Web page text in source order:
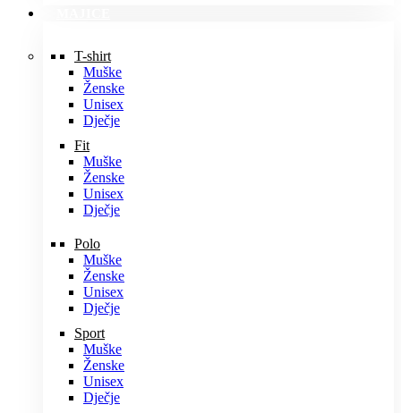
T-shirt
Muške
Ženske
Unisex
Dječje
Fit
Muške
Ženske
Unisex
Dječje
Polo
Muške
Ženske
Unisex
Dječje
Sport
Muške
Ženske
Unisex
Dječje